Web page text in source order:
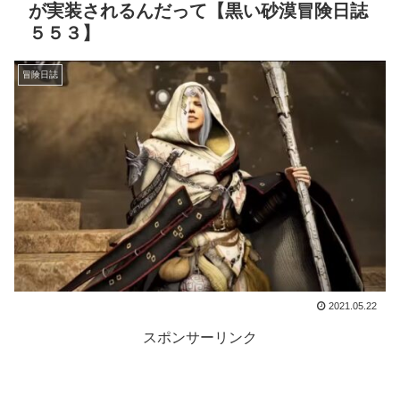
が実装されるんだって【黒い砂漠冒険日誌
５５３】
冒険日誌
2021.05.22
スポンサーリンク